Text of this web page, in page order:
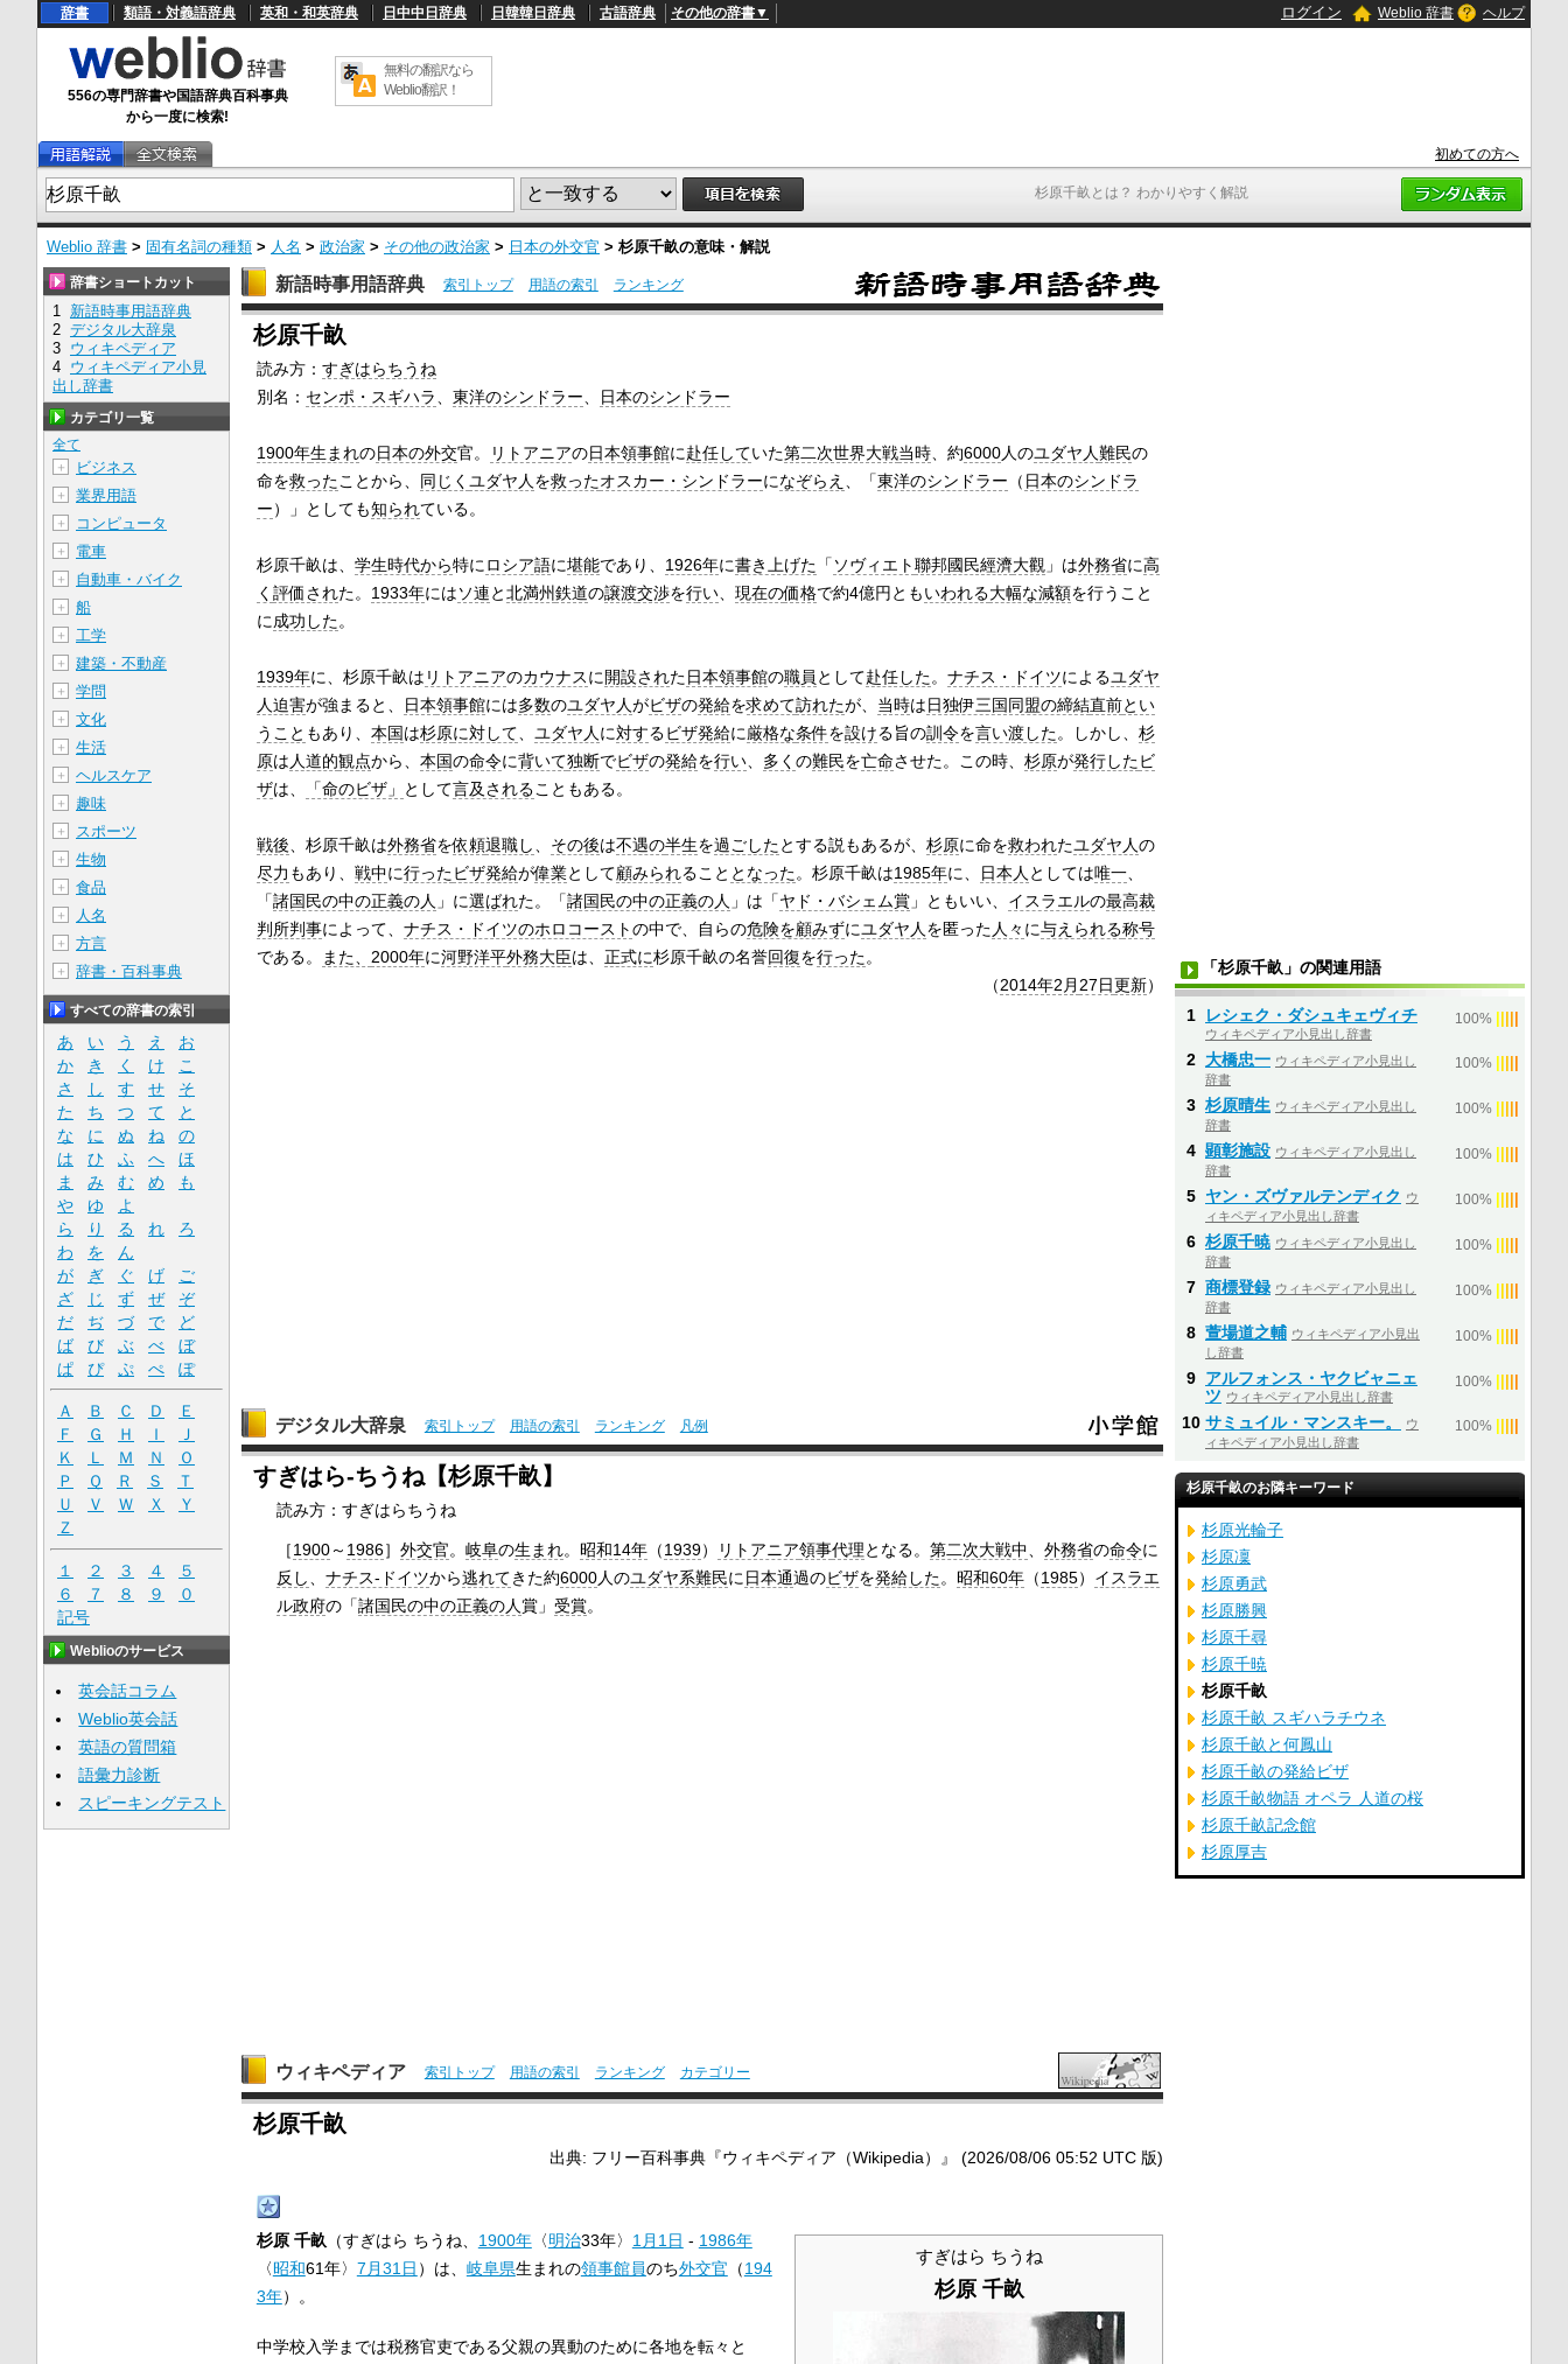
杉原千畝とは？ わかりやすく解説
辞書 類語・対義語辞典 英和・和英辞典 日中中日辞典 日韓韓日辞典 古語辞典 その他の辞書▼ ログイン Weblio 辞書 ヘルプ
556の専門辞書や国語辞典百科事典
から一度に検索!
無料の翻訳なら
Weblio翻訳！
初めての方へ
Weblio 辞書 > 固有名詞の種類 > 人名 > 政治家 > その他の政治家 > 日本の外交官 > 杉原千畝の意味・解説
U
e
/
L
d
:
5
.
3
3
新語時事用語辞典 索引トップ 用語の索引 ランキング
杉原千畝
読み方： すぎはらちうね
別名： センポ・スギハラ 東洋のシンドラー 日本のシンドラー
1900年生まれの日本の外交官。 リトアニアの日本領事館に赴任していた第二次世界大戦当時、約6000人のユダヤ人難民の
命を救ったことから、 同じく ユダヤ人 を救ったオスカー・シンドラーになぞらえ 、「東洋のシンドラー （ 日本のシンドラ
ー）」としても知られている。
杉原千畝は、 学生時代から特に ロシア語に堪能であり、 1926年に書き上げた 「 ソヴィエト聯邦國民經濟大觀 」は外務省に高
く 評価された。 1933年にはソ連と北満州鉄道の譲渡交渉を行い、 現在の価格で約4億円ともいわれる大幅な減額を行うこと
に成功した。
1939年に、杉原千畝は リトアニアのカウナスに開設された日本領事館の職員 として赴任した。 ナチス・ドイツによるユダヤ
人迫害が強まると、 日本領事館には多数のユダヤ人がビザの発給を求めて訪れたが、 当時は日独伊三国同盟の締結直前とい
うこと もあり、 本国は杉原に対して ユダヤ人 に対するビザ発給に厳格な条件を設ける旨の訓令を言い渡した。しかし、 杉
原は 人道的観点から、 本国の命令に背いて独断でビザの発給を行い、 多く の難民を亡命させた。この時、 杉原が発行したビ
ザは、 「命のビザ」 として言及されることもある。
戦後 、杉原千畝は外務省を依頼退職し その後は不遇の半生を過ごしたとする説もあるが、 杉原に命を救われたユダヤ人の
尽力 もあり、 戦中に行ったビザ発給が偉業として顧みられること となった。杉原千畝は1985年に、 日本人 としては唯一、
「諸国民の中の正義の人 」に選ばれた。「諸国民の中の正義の人 」は「ヤド・バシェム賞」ともいい、 イスラエルの最高裁
判所判事によって、 ナチス・ドイツのホロコーストの中で、自らの危険を顧みずにユダヤ人 を匿った 人々 に与えられる称号
である。
また、 2000年に河野洋平外務大臣は、 正式に杉原千畝の名誉回復を行った。
（2014年2月 27日更新）
デジタル大辞泉 索引トップ 用語の索引 ランキング 凡例
すぎはら‐ちうね【杉原千畝】
読み方：すぎはらちうね
［1900～ 1986］外交官。岐阜の生まれ。 昭和14年 （1939） リトアニア領事代理となる。第二次大戦中 、外務省の命令に
反し
、ナチス‐ドイツから逃れてきた約6000人のユダヤ系難民に 日本通過のビザを発給した。 昭和60年 （1985） イスラエ
ル政府の「諸国民の中の正義の人賞」受賞。
ウィキペディア 索引トップ 用語の索引 ランキング カテゴリー
杉原千畝
出典: フリー百科事典『ウィキペディア（Wikipedia）』 (2026/08/06 05:52 UTC 版)
すぎはら ちうね
杉原 千畝
杉原 千畝 （すぎはら ちうね、 1900年〈明治33年〉 1月1日 - 1986年
〈昭和61年〉 7月31日 ）は、 岐阜県生まれの領事館員のち外交官 （194
3年）。
中学校入学までは税務官吏である父親の異動のために各地を転々と
辞書ショートカット
1 新語時事用語辞典
2 デジタル大辞泉
3 ウィキペディア
4 ウィキペディア小見
出し辞書
カテゴリ一覧
全て
＋
ビジネス
＋ 業界用語
＋ コンピュータ
＋ 電車
＋ 自動車・バイク
＋ 船
＋ 工学
＋ 建築・不動産
＋ 学問
＋ 文化
＋ 生活
＋ ヘルスケア
＋ 趣味
＋ スポーツ
＋ 生物
＋ 食品
＋ 人名
＋ 方言
＋ 辞書・百科事典
すべての辞書の索引
あ い う え
お
か
き く け
こ
さ
し す せ
そ
た
ち つ て
と
な
に ぬ ね
の
は
ひ ふ へ
ほ
ま
み む め
も
や
ゆ
よ
ら
り る れ
ろ
わ
を
ん
が
ぎ ぐ げ
ご
ざ
じ ず ぜ
ぞ
だ
ぢ づ で
ど
ば
び ぶ べ
ぼ
ぱ
ぴ ぷ ぺ ぽ
Ａ Ｂ Ｃ Ｄ
Ｅ
Ｆ
Ｇ Ｈ Ｉ
Ｊ
Ｋ
Ｌ Ｍ Ｎ
Ｏ
Ｐ
Ｑ Ｒ Ｓ
Ｔ
Ｕ
Ｖ Ｗ Ｘ
Ｙ
Ｚ
１ ２ ３ ４
５
６
７ ８ ９
０
記号
Weblioのサービス
英会話コラム
Weblio英会話
英語の質問箱
語彙力診断
スピーキングテスト
「杉原千畝」の関連用語
1 レシェク・ダシュキェヴィチ
ウィキペディア小見出し辞書
100%
2 大橋忠一 ウィキペディア小見出し
辞書
100%
3 杉原晴生 ウィキペディア小見出し
辞書
100%
4 顕彰施設 ウィキペディア小見出し
辞書
100%
5 ヤン・ズヴァルテンディク ウ
ィキペディア小見出し辞書
100%
6 杉原千暁 ウィキペディア小見出し
辞書
100%
7 商標登録 ウィキペディア小見出し
辞書
100%
8 萱場道之輔 ウィキペディア小見出
し辞書
100%
9 アルフォンス・ヤクビャニェ
ツ ウィキペディア小見出し辞書
100%
10 サミュイル・マンスキー。
ウ
ィキペディア小見出し辞書
100%
杉原千畝のお隣キーワード
杉原光輪子
杉原凜
杉原勇武
杉原勝興
杉原千尋
杉原千暁
杉原千畝
杉原千畝 スギハラチウネ
杉原千畝と何鳳山
杉原千畝の発給ビザ
杉原千畝物語 オペラ 人道の桜
杉原千畝記念館
杉原厚吉